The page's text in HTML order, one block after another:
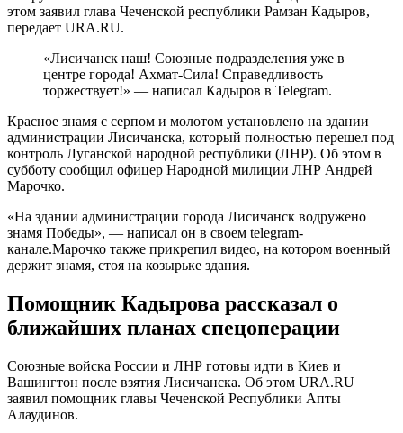
этом заявил глава Чеченской республики Рамзан Кадыров,
передает URA.RU.
«Лисичанск наш! Союзные подразделения уже в
центре города! Ахмат-Сила! Справедливость
торжествует!» — написал Кадыров в Telegram.
Красное знамя с серпом и молотом установлено на здании
администрации Лисичанска, который полностью перешел под
контроль Луганской народной республики (ЛНР). Об этом в
субботу сообщил офицер Народной милиции ЛНР Андрей
Марочко.
«На здании администрации города Лисичанск водружено
знамя Победы», — написал он в своем telegram-
канале.Марочко также прикрепил видео, на котором военный
держит знамя, стоя на козырьке здания.
Помощник Кадырова рассказал о
ближайших планах спецоперации
Союзные войска России и ЛНР готовы идти в Киев и
Вашингтон после взятия Лисичанска. Об этом URA.RU
заявил помощник главы Чеченской Республики Апты
Алаудинов.